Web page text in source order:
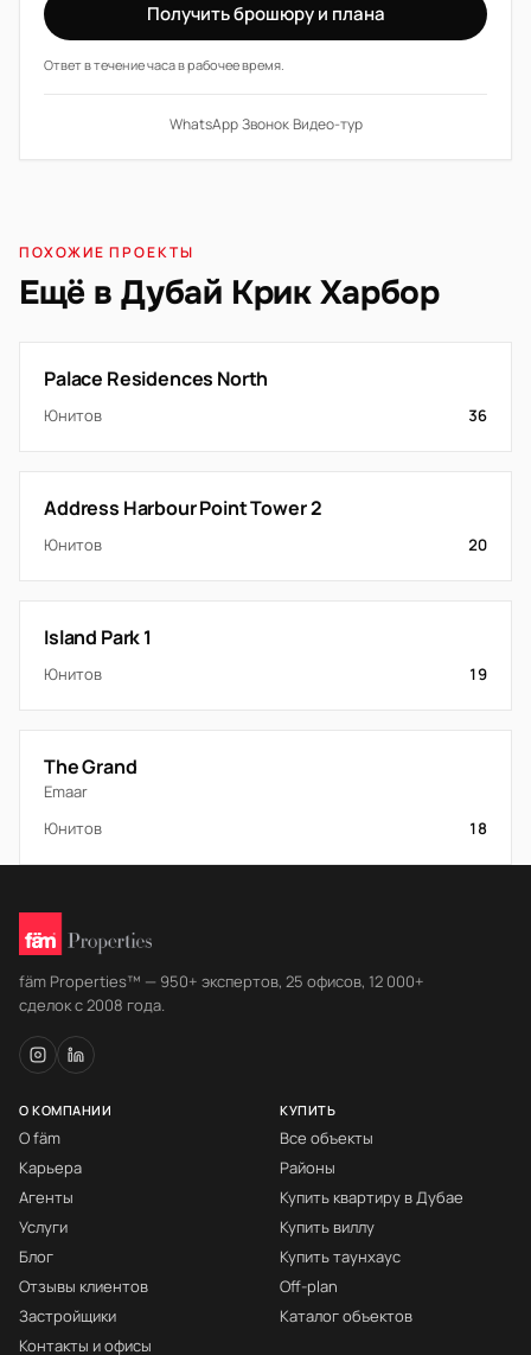
Получить брошюру и плана
Ответ в течение часа в рабочее время.
WhatsApp·Звонок·Видео-тур
ПОХОЖИЕ ПРОЕКТЫ
Ещё в Дубай Крик Харбор
Palace Residences North
Юнитов 36
Address Harbour Point Tower 2
Юнитов 20
Island Park 1
Юнитов 19
The Grand
Emaar
Юнитов
18
fäm Properties™ — 950+ экспертов, 25 офисов, 12 000+
сделок с 2008 года.
О КОМПАНИИ
О fäm
Карьера
Агенты
Услуги
Блог
Отзывы клиентов
Застройщики
Контакты и офисы
КУПИТЬ
Все объекты
Районы
Купить квартиру в Дубае
Купить виллу
Купить таунхаус
Off-plan
Каталог объектов